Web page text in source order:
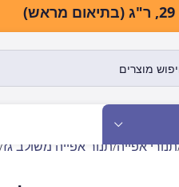
תנורי אפייה תנור אפייה משולב גז